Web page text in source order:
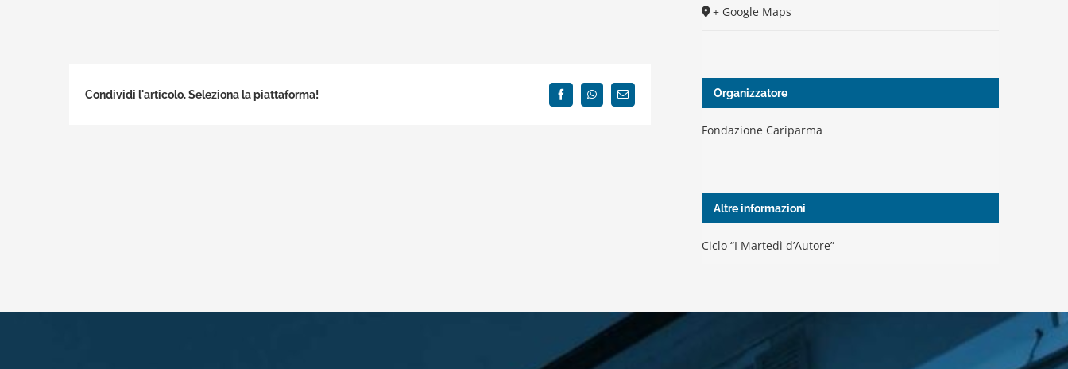
Condividi l'articolo. Seleziona la piattaforma! FacebookWhatsAppEmail
+ Google Maps
Organizzatore
Fondazione Cariparma
Altre informazioni
Ciclo “I Martedì d’Autore”